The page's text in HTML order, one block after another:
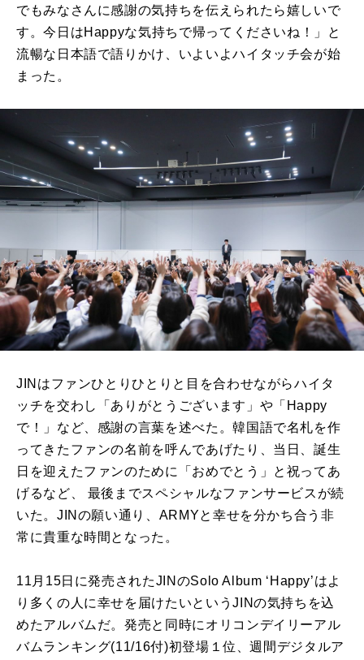
でもみなさんに感謝の気持ちを伝えられたら嬉しいで
す。今日はHappyな気持ちで帰ってくださいね！」と
流暢な日本語で語りかけ、いよいよハイタッチ会が始
まった。
JINはファンひとりひとりと目を合わせながらハイタ
ッチを交わし「ありがとうございます」や「Happy
で！」など、感謝の言葉を述べた。韓国語で名札を作
ってきたファンの名前を呼んであげたり、当日、誕生
日を迎えたファンのために「おめでとう」と祝ってあ
げるなど、 最後までスペシャルなファンサービスが続
いた。JINの願い通り、ARMYと幸せを分かち合う非
常に貴重な時間となった。
11月15日に発売されたJINのSolo Album ‘Happy’はよ
り多くの人に幸せを届けたいというJINの気持ちを込
めたアルバムだ。発売と同時にオリコンデイリーアル
バムランキング(11/16付)初登場１位、週間デジタルア